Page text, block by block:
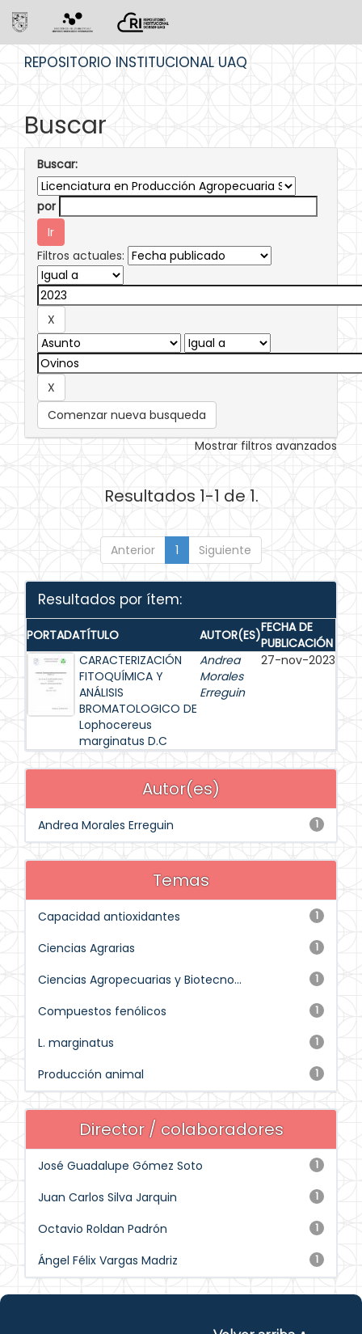
REPOSITORIO INSTITUCIONAL UAQ
Buscar
Buscar:
por
Filtros actuales:
Comenzar nueva busqueda
Mostrar filtros avanzados
Resultados 1-1 de 1.
Anterior 1 Siguiente
Resultados por ítem:
PORTADATÍTULO AUTOR(ES)FECHA DE
PUBLICACIÓN
CARACTERIZACIÓN
FITOQUÍMICA Y
ANÁLISIS
BROMATOLOGICO DE
Lophocereus
marginatus D.C
Andrea
Morales
Erreguin
27-nov-2023
Autor(es)
1
Andrea Morales Erreguin
Temas
1
Capacidad antioxidantes
1
Ciencias Agrarias
1
Ciencias Agropecuarias y Biotecno...
1
Compuestos fenólicos
1
L. marginatus
1
Producción animal
Director / colaboradores
1
José Guadalupe Gómez Soto
1
Juan Carlos Silva Jarquin
1
Octavio Roldan Padrón
1
Ángel Félix Vargas Madriz